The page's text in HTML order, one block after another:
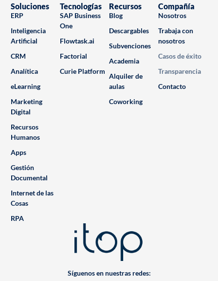
Síguenos en nuestras redes:
Soluciones
ERP
Inteligencia
Artificial
CRM
Analítica
eLearning
Marketing
Digital
Recursos
Humanos
Apps
Gestión
Documental
Internet de las
Cosas
RPA
Tecnologías
SAP Business
One
Flowtask.ai
Factorial
Curie Platform
Recursos
Blog
Descargables
Subvenciones
Academia
Alquiler de
aulas
Coworking
Compañía
Nosotros
Trabaja con
nosotros
Casos de éxito
Transparencia
Contacto